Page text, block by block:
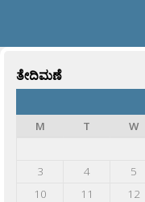
ತೇದಿಮಣೆ
M
T W
3
4 5
10
11 12